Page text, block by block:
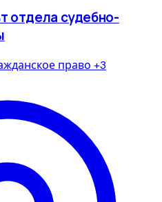
отдела судебно-
право +3